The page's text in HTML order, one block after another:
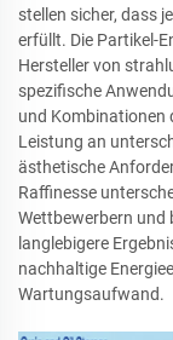
stellen sicher, dass
erfüllt. Die Partikel-
Hersteller von
spezifische
und Kombinationen
Leistung an
ästhetische
Raffinesse
Wettbewerbern und
langlebigere
nachhaltige
Wartungsaufwand.